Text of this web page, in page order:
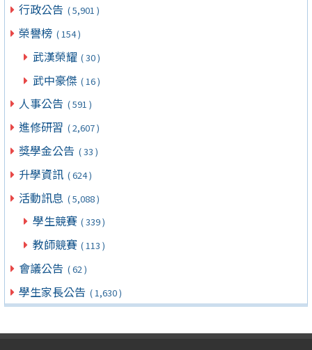
行政公告 ( 5,901 )
榮譽榜 ( 154 )
武漢榮耀 ( 30 )
武中豪傑 ( 16 )
人事公告 ( 591 )
進修研習 ( 2,607 )
獎學金公告 ( 33 )
升學資訊 ( 624 )
活動訊息 ( 5,088 )
學生競賽 ( 339 )
教師競賽 ( 113 )
會議公告 ( 62 )
學生家長公告 ( 1,630 )